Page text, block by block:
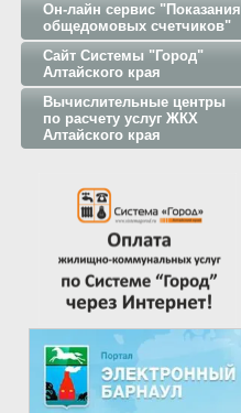
Он-лайн сервис "Показания
общедомовых счетчиков"
Сайт Системы "Город"
Алтайского края
Вычислительные центры
по расчету услуг ЖКХ
Алтайского края